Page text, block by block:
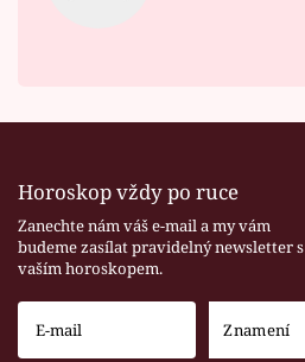
Horoskop vždy po ruce
Zanechte nám váš e-mail a my vám
budeme zasílat pravidelný newsletter s
vaším horoskopem.